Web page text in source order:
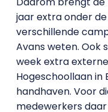
jaar extra onder
verschillende
Avans weten. Ook
week extra
Hogeschoollaan
handhaven. Voor
medewerkers